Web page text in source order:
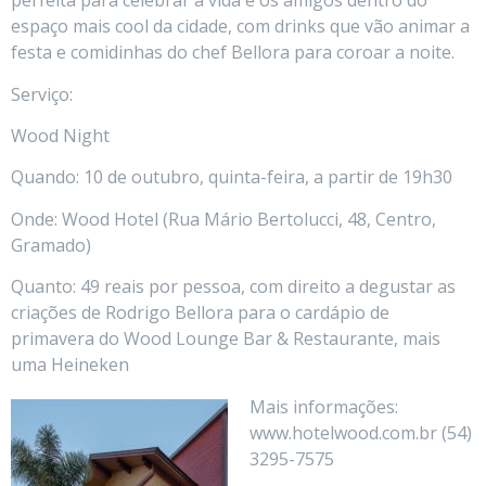
espaço mais cool da cidade, com drinks que vão animar a
festa e comidinhas do chef Bellora para coroar a noite.
Serviço:
Wood Night
Quando: 10 de outubro, quinta-feira, a partir de 19h30
Onde: Wood Hotel (Rua Mário Bertolucci, 48, Centro,
Gramado)
Quanto: 49 reais por pessoa, com direito a degustar as
criações de Rodrigo Bellora para o cardápio de
primavera do Wood Lounge Bar & Restaurante, mais
uma Heineken
Mais informações:
www.hotelwood.com.br (54)
3295-7575